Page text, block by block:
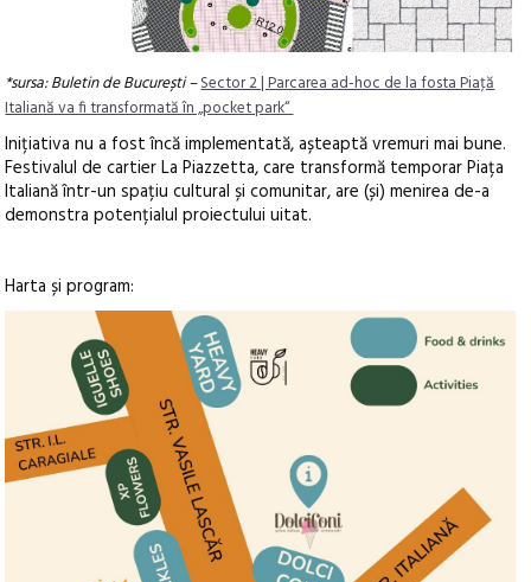
*sursa: Buletin de București –Sector 2 | Parcarea ad-hoc de la fosta Piaţă
Italiană va fi transformată în „pocket park“
Inițiativa nu a fost încă implementată, așteaptă vremuri mai bune.
Festivalul de cartier La Piazzetta, care transformă temporar Piața
Italiană într-un spațiu cultural și comunitar, are (și) menirea de-a
demonstra potențialul proiectului uitat.
Harta și program: